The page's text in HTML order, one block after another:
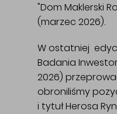
"Dom Maklerski
(marzec 2026).
W ostatniej
Badania
2026)
obroniliśmy
i tytuł Herosa